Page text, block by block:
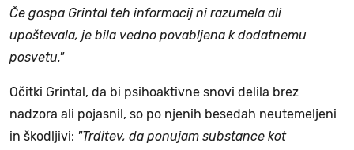
Če gospa Grintal teh informacij ni razumela ali
upoštevala, je bila vedno povabljena k dodatnemu
posvetu."
Očitki Grintal, da bi psihoaktivne snovi delila brez
nadzora ali pojasnil, so po njenih besedah neutemeljeni
in škodljivi: "Trditev, da ponujam substance kot